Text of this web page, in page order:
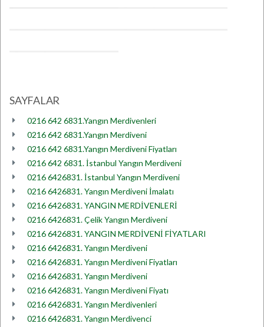
SAYFALAR
0216 642 6831.Yangın Merdivenleri
0216 642 6831.Yangın Merdiveni
0216 642 6831.Yangın Merdiveni Fiyatları
0216 642 6831. İstanbul Yangın Merdiveni
0216 6426831. İstanbul Yangın Merdiveni
0216 6426831. Yangın Merdiveni İmalatı
0216 6426831. YANGIN MERDİVENLERİ
0216 6426831. Çelik Yangın Merdiveni
0216 6426831. YANGIN MERDİVENİ FİYATLARI
0216 6426831. Yangın Merdiveni
0216 6426831. Yangın Merdiveni Fiyatları
0216 6426831. Yangın Merdiveni
0216 6426831. Yangın Merdiveni Fiyatı
0216 6426831. Yangın Merdivenleri
0216 6426831. Yangın Merdivenci